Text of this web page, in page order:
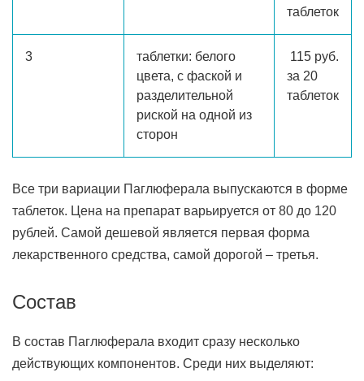
таблеток
3
таблетки: белого
цвета, с фаской и
разделительной
риской на одной из
сторон
115 руб.
за 20
таблеток
Все три вариации Паглюферала выпускаются в форме
таблеток. Цена на препарат варьируется от 80 до 120
рублей. Самой дешевой является первая форма
лекарственного средства, самой дорогой – третья.
Состав
В состав Паглюферала входит сразу несколько
действующих компонентов. Среди них выделяют: